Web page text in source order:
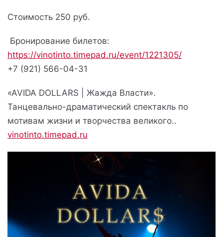
Стоимость 250 руб.
Бронирование билетов:
https://vinotinto.timepad.ru/event/1221305/
+7 (921) 566-04-31
«AVIDA DOLLARS | Жажда Власти».
Танцевально-драматический спектакль по
мотивам жизни и творчества великого..
vinotinto.timepad.ru